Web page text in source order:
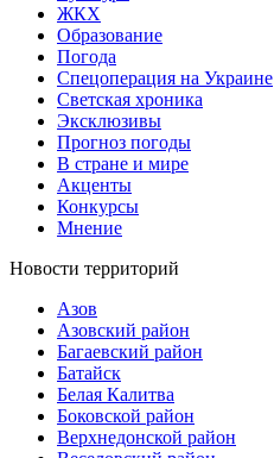
ЖКХ
Образование
Погода
Спецоперация на Украине
Светская хроника
Эксклюзивы
Прогноз погоды
В стране и мире
Акценты
Конкурсы
Мнение
Новости территорий
Азов
Азовский район
Багаевский район
Батайск
Белая Калитва
Боковской район
Верхнедонской район